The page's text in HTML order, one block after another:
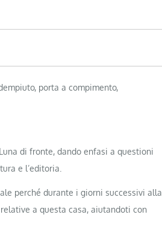
porta a compimento,
di fronte, dando enfasi a questioni
e l’editoria.
perché durante i giorni successivi alla
a questa casa, aiutandoti con